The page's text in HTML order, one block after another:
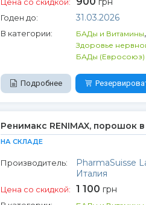
Годен до: 31.03.2026
В категории: БАДы и Витамины,
Здоровье
БАДы (Евросоюз)
Подробнее
Ренимакс RENIMAX, порошок
НА СКЛАДЕ
Производитель:
PharmaSuisse
Италия
Цена со скидкой: 1 100 грн